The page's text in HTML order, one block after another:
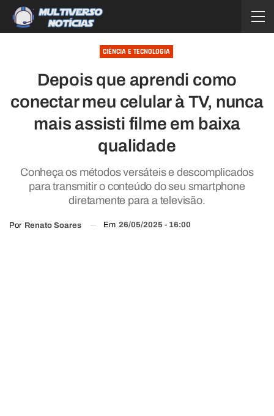
CIÊNCIA E TECNOLOGIA
Depois que aprendi como
conectar meu celular à TV, nunca
mais assisti filme em baixa
qualidade
Conheça os métodos versáteis e descomplicados
para transmitir o conteúdo do seu smartphone
diretamente para a televisão.
Por Renato Soares Em 26/05/2025 - 16:00